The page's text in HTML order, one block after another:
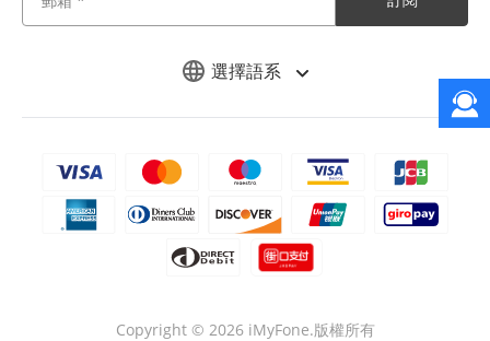
選擇語系
Copyright © 2026 iMyFone.版權所有